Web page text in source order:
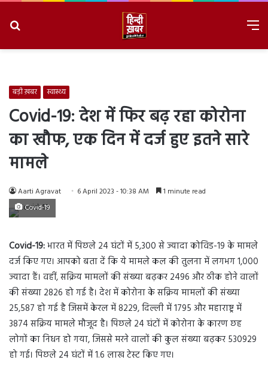
बड़ी ख़बर स्वास्थ्य
Covid-19: देश में फिर बढ़ रहा कोरोना
का खौफ, एक दिन में दर्ज हुए इतने सारे
मामले
Aarti Agravat 6 April 2023 - 10:38 AM 1 minute read
Covid-19
Covid-19:भारत में पिछले 24 घंटों में 5,300 से ज्यादा कोविड-19 के मामले
दर्ज किए गए। आपको बता दें कि ये मामले कल की तुलना में लगभग 1,000
ज्यादा हैं। वहीं, सक्रिय मामलों की संख्या बढ़कर 2496 और ठीक होने वालों
की संख्या 2826 हो गई है। देश में कोरोना के सक्रिय मामलों की संख्या
25,587 हो गई है जिसमें केरल में 8229, दिल्ली में 1795 और महाराष्ट्र में
3874 सक्रिय मामले मौजूद है। पिछले 24 घंटों में कोरोना के कारण छह
लोगों का निधन हो गया, जिससे मरने वालों की कुल संख्या बढ़कर 530929
हो गई। पिछले 24 घंटों में 1.6 लाख टेस्ट किए गए।